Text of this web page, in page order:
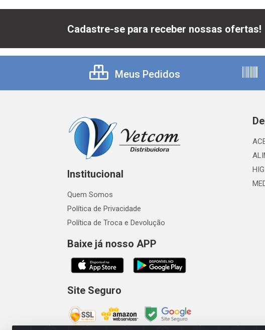
Cadastre-se para receber nossas ofertas!
Meus Pedidos
Institucional
Quem Somos
Política de Privacidade
Política de Troca e Devolução
Baixe já nosso APP
Site Seguro